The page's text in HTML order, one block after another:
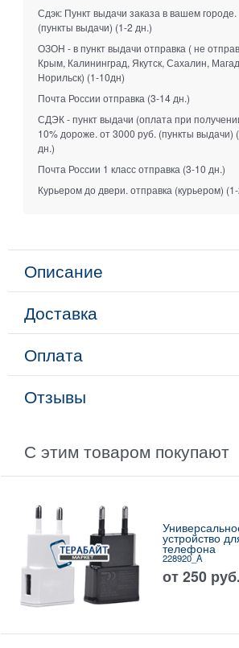
Сдэк: Пункт выдачи заказа в вашем городе.
(пункты выдачи) (1-2 дн.)
ОЗОН - в пункт выдачи отправка ( не
Крым, Калининград, Якутск, Сахалин,
Норильск) (1-10дн)
Почта России отправка (3-14 дн.)
СДЭК - пункт выдачи (оплата при
10% дороже. от 3000 руб. (пункты выдачи)
дн.)
Почта России 1 класс отправка (3-10 дн.)
Курьером до двери. отправка (курьером)
Описание
Доставка
Оплата
Отзывы
С этим товаром покупают
устройство
телефона
228920_A
от 250 руб.